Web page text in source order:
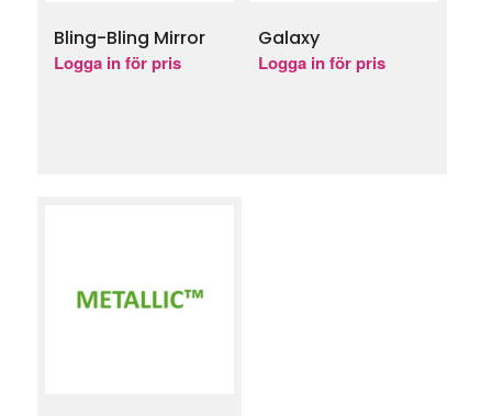
Bling-Bling Mirror
Logga in för pris
Galaxy
Logga in för pris